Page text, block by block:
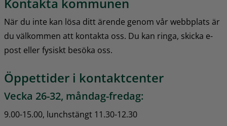
När du inte kan lösa ditt ärende genom vår webbplats är
du välkommen att kontakta oss. Du kan ringa, skicka e-
post eller fysiskt besöka oss.
Öppettider i kontaktcenter
Vecka 26-32, måndag-fredag:
9.00-15.00, lunchstängt 11.30-12.30